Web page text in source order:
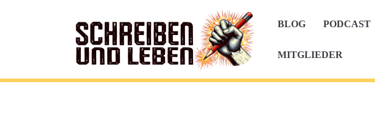
BLOG PODCAST
MITGLIEDER